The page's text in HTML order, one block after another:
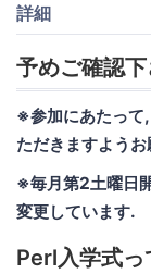
詳細
予めご確認
※参加にあたって
ただきますよう
※毎月第2土曜日
変更しています.
Perl入学式っ